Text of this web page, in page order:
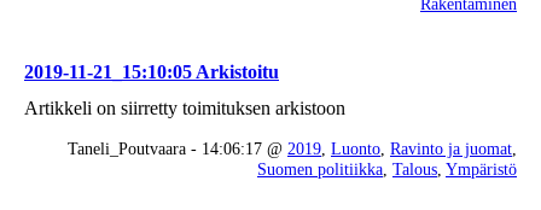
2019-11-21_15:10:05 Arkistoitu
Artikkeli on siirretty toimituksen arkistoon
Taneli_Poutvaara - 14:06:17 @ 2019 Luonto Ravinto ja juomat
Suomen politiikka Talous Ympäristö